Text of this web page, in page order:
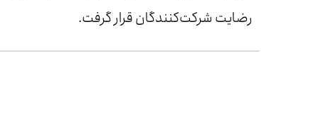
رضایت شرکت‌کنندگان قرار گرفت.